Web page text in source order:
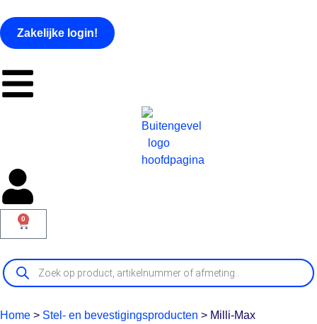
Zakelijke login!
0
Home > Stel- en bevestigingsproducten > Milli-Max